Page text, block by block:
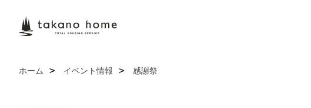
ホーム イベント情報 感謝祭